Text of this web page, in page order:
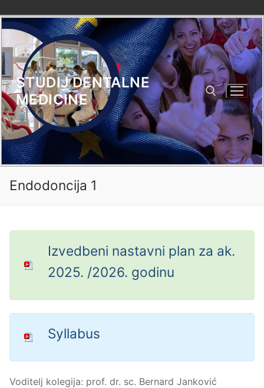
Skip
content
STUDIJ DENTALNE
MEDICINE
Search for:
Endodoncija 1
Izvedbeni nastavni plan za ak.
2025. /2026. godinu
Syllabus
Voditelj kolegija: prof. dr. sc. Bernard Janković